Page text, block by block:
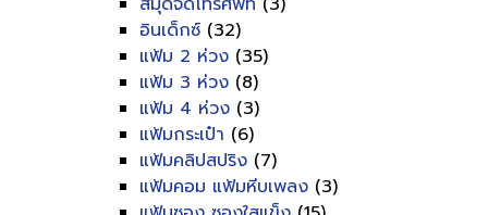
อินเด็กซ์ (32)
แฟ้ม 2 ห่วง (35)
แฟ้ม 3 ห่วง (8)
แฟ้ม 4 ห่วง (3)
แฟ้มกระเป๋า (6)
แฟ้มคลิปสปริง (7)
แฟ้มคอม แฟ้มหีบเพลง (3)